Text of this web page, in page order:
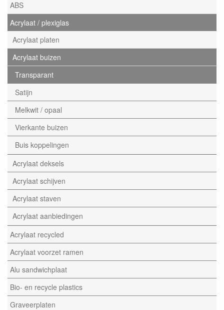
ABS
Acrylaat / plexiglas
Acrylaat platen
Acrylaat buizen
Transparant
Satijn
Melkwit / opaal
Vierkante buizen
Buis koppelingen
Acrylaat deksels
Acrylaat schijven
Acrylaat staven
Acrylaat aanbiedingen
Acrylaat recycled
Acrylaat voorzet ramen
Alu sandwichplaat
Bio- en recycle plastics
Graveerplaten